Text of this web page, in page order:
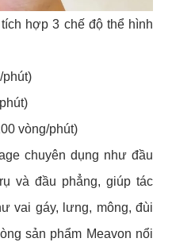
hợp 3 chế độ thể hình
phút)
vòng/phút)
chuyên dụng như đầu
và đầu phẳng, giúp tác
vai gáy, lưng, mông, đùi
sản phẩm Meavon nổi